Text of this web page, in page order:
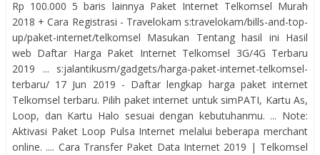
Rp 100.000 5 baris lainnya Paket Internet Telkomsel Murah
2018 + Cara Registrasi - Travelokam s:travelokam/bills-and-top-
up/paket-internet/telkomsel Masukan Tentang hasil ini Hasil
web Daftar Harga Paket Internet Telkomsel 3G/4G Terbaru
2019 ... s:jalantikusm/gadgets/harga-paket-internet-telkomsel-
terbaru/ 17 Jun 2019 - Daftar lengkap harga paket internet
Telkomsel terbaru. Pilih paket internet untuk simPATI, Kartu As,
Loop, dan Kartu Halo sesuai dengan kebutuhanmu. ... Note:
Aktivasi Paket Loop Pulsa Internet melalui beberapa merchant
online. .... Cara Transfer Paket Data Internet 2019 | Telkomsel